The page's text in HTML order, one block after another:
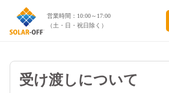
受け渡しについて